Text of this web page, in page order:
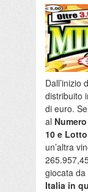
Dall’inizio
distribuito
di euro.
al
10 e Lotto
un’altra
giocata
Italia in